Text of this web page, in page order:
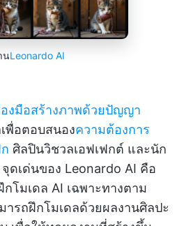
นLeonardo AI
องมือสร้างภาพด้วยปัญญา
พื่อตอบสนองความต้องการ
ศิลปินวิชวลเอฟเฟกต์ และนัก
ดเด่นของ Leonardo AI คือ
โมเดล AI เฉพาะทางตาม
รถฝึกโมเดลด้วยผลงานศิลปะ